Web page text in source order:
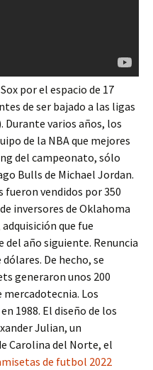
por el espacio de 17
de ser bajado a las ligas
varios años, los
de la NBA que mejores
del campeonato, sólo
Bulls de Michael Jordan.
fueron vendidos por 350
inversores de Oklahoma
que fue
del año siguiente. Renuncia
De hecho, se
generaron unos 200
Los
1988. El diseño de los
Julian, un
Carolina del Norte, el
de futbol 2022